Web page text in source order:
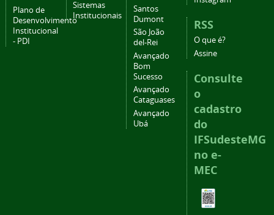
Plano de
Desenvolvimento
Institucional
- PDI
Sistemas
Institucionais
Santos
Dumont
São João
del-Rei
Avançado
Bom
Sucesso
Avançado
Cataguases
Avançado
Ubá
RSS
O que é?
Assine
Consulte
o
cadastro
do
IFSudesteMG
no e-
MEC